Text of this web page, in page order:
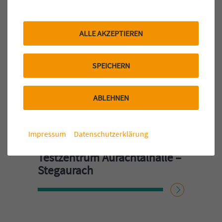
Testzentrum Aurachtalhalle –
Stegaurach
WEITERLESEN
ALLE AKZEPTIEREN
SPEICHERN
ABLEHNEN
Impressum Datenschutzerklärung